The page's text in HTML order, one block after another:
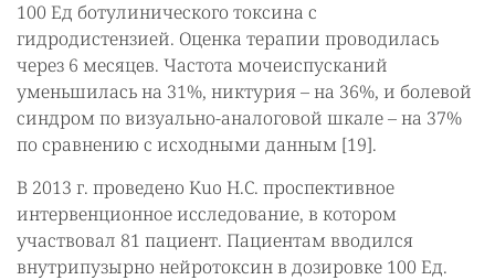
100 Ед ботулинического токсина с
гидродистензией. Оценка терапии проводилась
через 6 месяцев. Частота мочеиспусканий
уменьшилась на 31%, никтурия – на 36%, и болевой
синдром по визуально-аналоговой шкале – на 37%
по сравнению с исходными данным [19].
В 2013 г. проведено Kuo H.C. проспективное
интервенционное исследование, в котором
участвовал 81 пациент. Пациентам вводился
внутрипузырно нейротоксин в дозировке 100 Ед.